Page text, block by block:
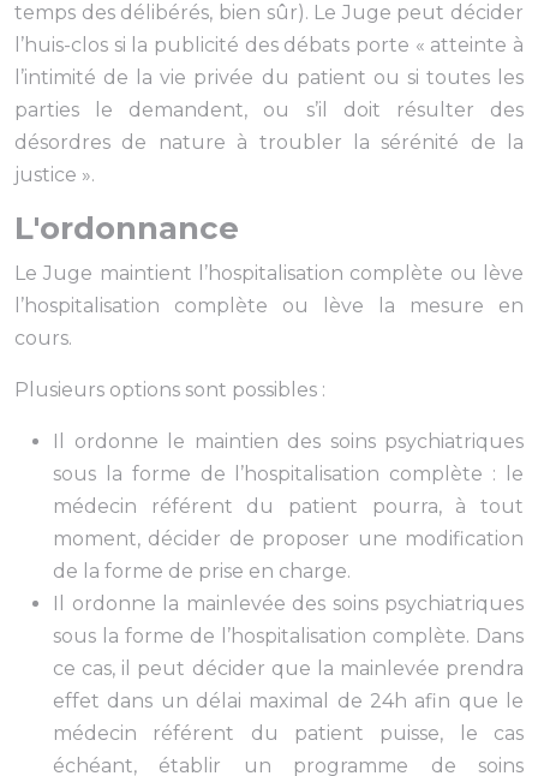
temps des délibérés, bien sûr). Le Juge peut décider
l’huis-clos si la publicité des débats porte « atteinte à
l’intimité de la vie privée du patient ou si toutes les
parties le demandent, ou s’il doit résulter des
désordres de nature à troubler la sérénité de la
justice ».
L'ordonnance
Le Juge maintient l’hospitalisation complète ou lève
l’hospitalisation complète ou lève la mesure en
cours.
Plusieurs options sont possibles :
Il ordonne le maintien des soins psychiatriques
sous la forme de l’hospitalisation complète : le
médecin référent du patient pourra, à tout
moment, décider de proposer une modification
de la forme de prise en charge.
Il ordonne la mainlevée des soins psychiatriques
sous la forme de l’hospitalisation complète. Dans
ce cas, il peut décider que la mainlevée prendra
effet dans un délai maximal de 24h afin que le
médecin référent du patient puisse, le cas
échéant, établir un programme de soins